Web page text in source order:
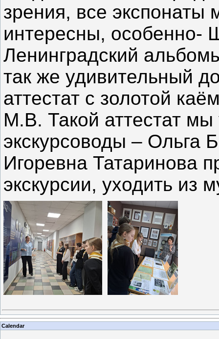
зрения, все
интересны, особенно-
Ленинградский
так же удивительный
аттестат с золотой
М.В. Такой аттестат
экскурсоводы – Ольга
Игоревна Татаринова
экскурсии, уходить из
Calendar